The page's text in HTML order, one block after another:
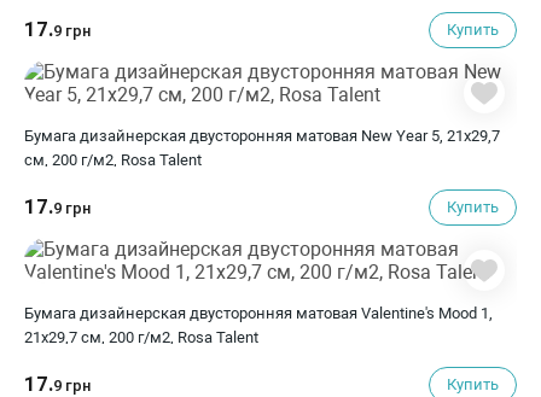
17.9 грн Купить
Бумага дизайнерская двусторонняя матовая New Year 5, 21х29,7
см, 200 г/м2, Rosa Talent
17.9 грн Купить
Бумага дизайнерская двусторонняя матовая Valentine's Mood 1,
21х29,7 см, 200 г/м2, Rosa Talent
17.9 грн Купить